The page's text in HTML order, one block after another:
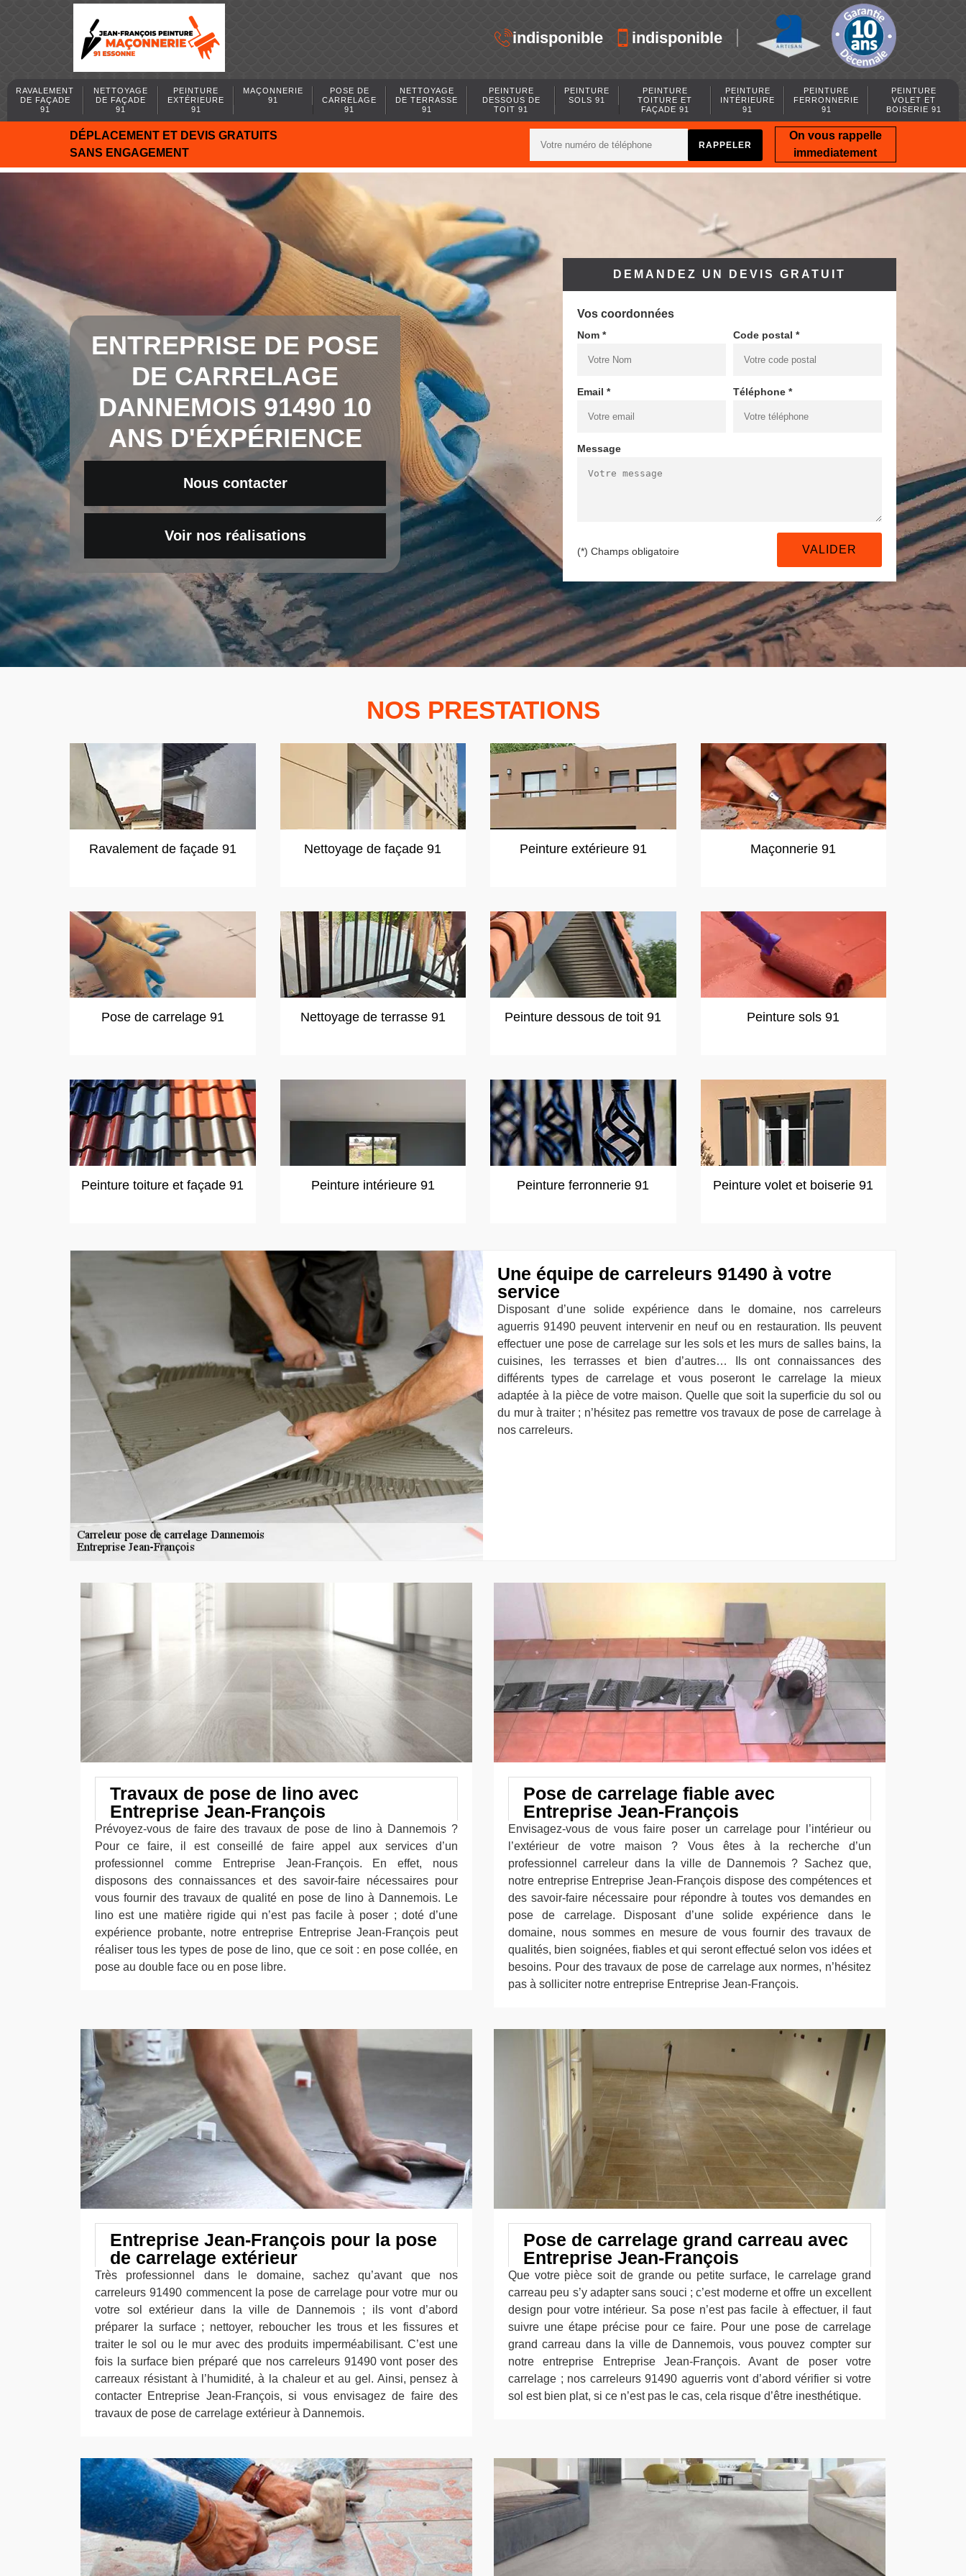
indisponible indisponible
RAVALEMENT
DE FAÇADE
91
NETTOYAGE
DE FAÇADE
91
PEINTURE
EXTÉRIEURE
91
MAÇONNERIE
91
POSE DE
CARRELAGE
91
NETTOYAGE
DE TERRASSE
91
PEINTURE
DESSOUS DE
TOIT 91
PEINTURE
SOLS 91
PEINTURE
TOITURE ET
FAÇADE 91
PEINTURE
INTÉRIEURE
91
PEINTURE
FERRONNERIE
91
PEINTURE
VOLET ET
BOISERIE 91
DÉPLACEMENT ET DEVIS GRATUITS
SANS ENGAGEMENT
On vous rappelle
immediatement
ENTREPRISE DE POSE
DE CARRELAGE
DANNEMOIS 91490 10
ANS D'ÉXPÉRIENCE
Nous contacter
Voir nos réalisations
DEMANDEZ UN DEVIS GRATUIT
Vos coordonnées
Nom * Code postal *
Email * Téléphone *
Message
(*) Champs obligatoire
NOS PRESTATIONS
Ravalement de façade 91 Nettoyage de façade 91 Peinture extérieure 91 Maçonnerie 91
Pose de carrelage 91 Nettoyage de terrasse 91 Peinture dessous de toit 91 Peinture sols 91
Peinture toiture et façade 91 Peinture intérieure 91 Peinture ferronnerie 91 Peinture volet et boiserie 91
Une équipe de carreleurs 91490 à votre
service
Disposant d’une solide expérience dans le domaine, nos carreleurs
aguerris 91490 peuvent intervenir en neuf ou en restauration. Ils peuvent
effectuer une pose de carrelage sur les sols et les murs de salles bains, la
cuisines, les terrasses et bien d’autres… Ils ont connaissances des
différents types de carrelage et vous poseront le carrelage la mieux
adaptée à la pièce de votre maison. Quelle que soit la superficie du sol ou
du mur à traiter ; n’hésitez pas remettre vos travaux de pose de carrelage à
nos carreleurs.
Travaux de pose de lino avec
Entreprise Jean-François
Prévoyez-vous de faire des travaux de pose de lino à Dannemois ?
Pour ce faire, il est conseillé de faire appel aux services d’un
professionnel comme Entreprise Jean-François. En effet, nous
disposons des connaissances et des savoir-faire nécessaires pour
vous fournir des travaux de qualité en pose de lino à Dannemois. Le
lino est une matière rigide qui n’est pas facile à poser ; doté d’une
expérience probante, notre entreprise Entreprise Jean-François peut
réaliser tous les types de pose de lino, que ce soit : en pose collée, en
pose au double face ou en pose libre.
Pose de carrelage fiable avec
Entreprise Jean-François
Envisagez-vous de vous faire poser un carrelage pour l’intérieur ou
l’extérieur de votre maison ? Vous êtes à la recherche d’un
professionnel carreleur dans la ville de Dannemois ? Sachez que,
notre entreprise Entreprise Jean-François dispose des compétences et
des savoir-faire nécessaire pour répondre à toutes vos demandes en
pose de carrelage. Disposant d’une solide expérience dans le
domaine, nous sommes en mesure de vous fournir des travaux de
qualités, bien soignées, fiables et qui seront effectué selon vos idées et
besoins. Pour des travaux de pose de carrelage aux normes, n’hésitez
pas à solliciter notre entreprise Entreprise Jean-François.
Entreprise Jean-François pour la pose
de carrelage extérieur
Très professionnel dans le domaine, sachez qu’avant que nos
carreleurs 91490 commencent la pose de carrelage pour votre mur ou
votre sol extérieur dans la ville de Dannemois ; ils vont d’abord
préparer la surface ; nettoyer, reboucher les trous et les fissures et
traiter le sol ou le mur avec des produits imperméabilisant. C’est une
fois la surface bien préparé que nos carreleurs 91490 vont poser des
carreaux résistant à l’humidité, à la chaleur et au gel. Ainsi, pensez à
contacter Entreprise Jean-François, si vous envisagez de faire des
travaux de pose de carrelage extérieur à Dannemois.
Pose de carrelage grand carreau avec
Entreprise Jean-François
Que votre pièce soit de grande ou petite surface, le carrelage grand
carreau peu s’y adapter sans souci ; c’est moderne et offre un excellent
design pour votre intérieur. Sa pose n’est pas facile à effectuer, il faut
suivre une étape précise pour ce faire. Pour une pose de carrelage
grand carreau dans la ville de Dannemois, vous pouvez compter sur
notre entreprise Entreprise Jean-François. Avant de poser votre
carrelage ; nos carreleurs 91490 aguerris vont d’abord vérifier si votre
sol est bien plat, si ce n’est pas le cas, cela risque d’être inesthétique.